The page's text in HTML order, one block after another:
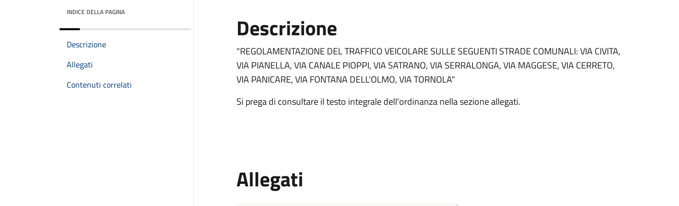
INDICE DELLA PAGINA
Descrizione
Allegati
Contenuti correlati
Descrizione
"REGOLAMENTAZIONE DEL TRAFFICO VEICOLARE SULLE SEGUENTI STRADE COMUNALI: VIA CIVITA,
VIA PIANELLA, VIA CANALE PIOPPI, VIA SATRANO, VIA SERRALONGA, VIA MAGGESE, VIA CERRETO,
VIA PANICARE, VIA FONTANA DELL'OLMO, VIA TORNOLA"
Si prega di consultare il testo integrale dell'ordinanza nella sezione allegati.
Allegati